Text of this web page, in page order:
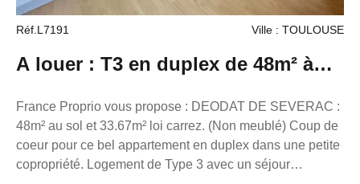
Réf.L7191 Ville : TOULOUSE
A louer : T3 en duplex de 48m² à
Toulouse
France Proprio vous propose : DEODAT DE SEVERAC :
48m² au sol et 33.67m² loi carrez. (Non meublé) Coup de
coeur pour ce bel appartement en duplex dans une petite
copropriété. Logement de Type 3 avec un séjour